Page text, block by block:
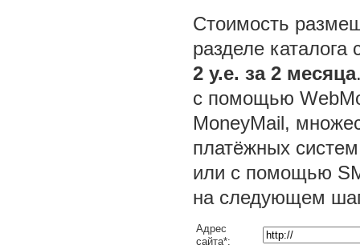
Стоимость
разделе каталога
2 у.е. за 2 месяца
с помощью
MoneyMail,
платёжных
или с помощью
на следующем
Адрес
сайта*: